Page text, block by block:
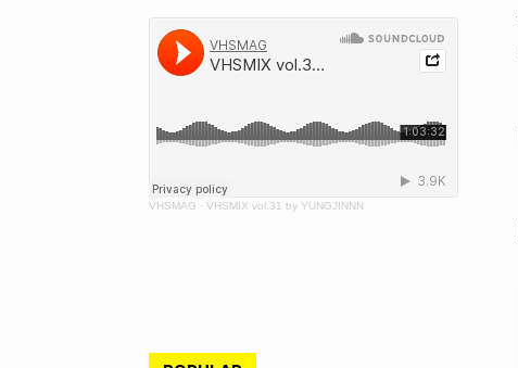
VHSMAG · VHSMIX vol.31 by YUNGJINNN